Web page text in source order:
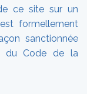
ce site sur un
formellement
sanctionnée
du Code de la